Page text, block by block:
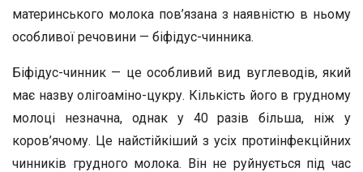
материнського молока пов’язана з наявністю в ньому
особливої речовини — біфідус-чинника.
Біфідус-чинник — це особливий вид вуглеводів, який
має назву олігоаміно-цукру. Кількість його в грудному
молоці незначна, однак у 40 разів більша, ніж у
коров’ячому. Це найстійкіший з усіх протиінфекційних
чинників грудного молока. Він не руйнується під час